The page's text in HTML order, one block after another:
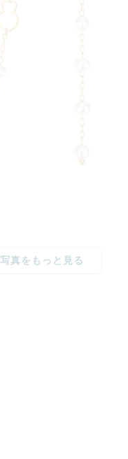
写真をもっと見る